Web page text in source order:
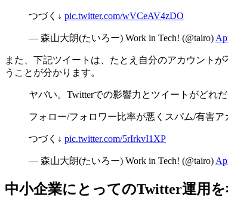
つづく↓ pic.twitter.com/wVCeAV4zDO
— 森山大朗(たいろー) Work in Tech! (@tairo)
また、下記ツイートは、たとえ自分のアカウント
うことが分かります。
ヤバい。Twitterでの影響力とツイートがどれ
フォロー/フォロワー比率が悪くスパム/有害
つづく↓ pic.twitter.com/5rIrkvI1XP
— 森山大朗(たいろー) Work in Tech! (@tairo)
中小企業にとってのTwitter運用